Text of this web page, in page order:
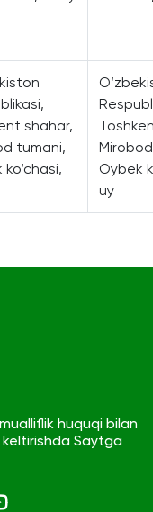
shahar,
tumani,
Oybek
uy
huquqi bilan
Saytga